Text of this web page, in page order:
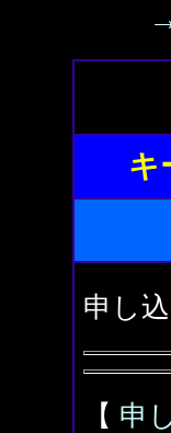
キ
申し
【 申